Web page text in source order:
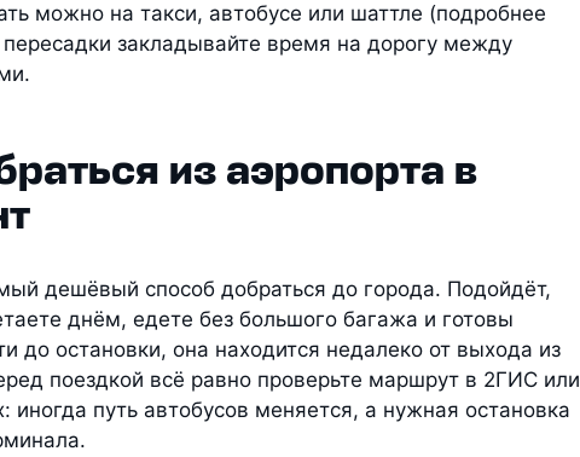
можно на такси, автобусе или шаттле (подробнее
закладывайте время на дорогу между
из аэропорта в
дешёвый способ добраться до города. Подойдёт,
днём, едете без большого багажа и готовы
до остановки, она находится недалеко от выхода из
поездкой всё равно проверьте маршрут в 2ГИС или
иногда путь автобусов меняется, а нужная остановка